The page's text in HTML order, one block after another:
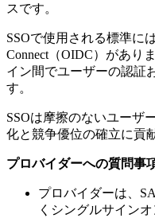
スです。
SSOで使用される標準に
Connect（OIDC）があり
イン間でユーザーの認証
す。
SSOは摩擦のないユーザ
化と競争優位の確立に貢
プロバイダーへの質問事
プロバイダーは、
くシングルサイン